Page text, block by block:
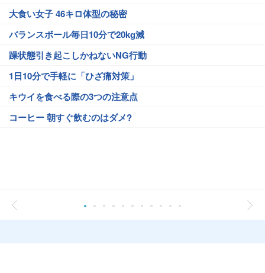
大食い女子 46キロ体型の秘密
バランスボール毎日10分で20kg減
躁状態引き起こしかねないNG行動
1日10分で手軽に「ひざ痛対策」
キウイを食べる際の3つの注意点
コーヒー 朝すぐ飲むのはダメ?